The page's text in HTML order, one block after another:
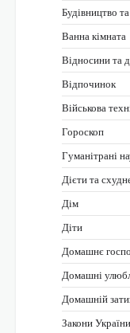
Будівництво
Ванна кімната
Відносини та
Відпочинок
Військова
Гороскоп
Гуманітрані
Дієти та
Дім
Діти
Домашнє
Домашні
Домашній
Закони України